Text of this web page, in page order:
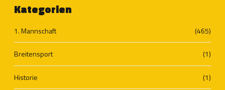
Kategorien
1. Mannschaft (465)
Breitensport (1)
Historie (1)